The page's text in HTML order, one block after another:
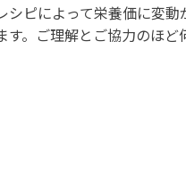
ピによって栄養価に変
。ご理解とご協力のほど